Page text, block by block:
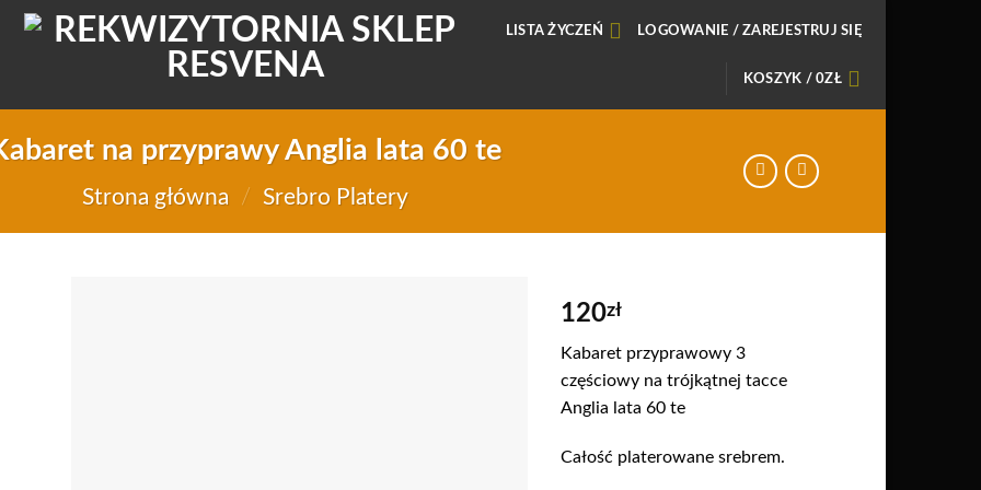
LISTA ŻYCZEŃ LOGOWANIE / ZAREJESTRUJ SIĘ
KOSZYK /0ZŁ
na przyprawy Anglia lata 60 te
Strona główna / Srebro Platery
120zł
Kabaret przyprawowy 3
częściowy na trójkątnej tacce
Anglia lata 60 te
Całość platerowane srebrem.